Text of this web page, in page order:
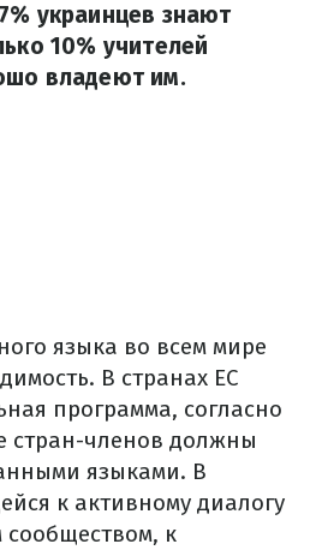
украинцев знают
10% учителей
владеют им.
языка во всем мире
В странах ЕС
программа, согласно
стран-членов должны
языками. В
к активному диалогу
к